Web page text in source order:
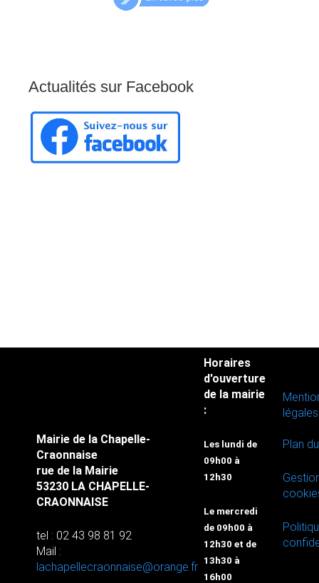
Actualités sur Facebook
Mairie de la Chapelle-
Craonnaise
rue de la Mairie
53230 LA CHAPELLE-
CRAONNAISE
tel : 02 43 98 81 92
Mail :
lachapellecraonnaise@orange.fr
Horaires
d'ouverture
de la mairie
:
Les lundi de
09h00 à
12h30
Le mercredi
de 09h00 à
12h30 et de
13h30 à
16h00
légales
Plan